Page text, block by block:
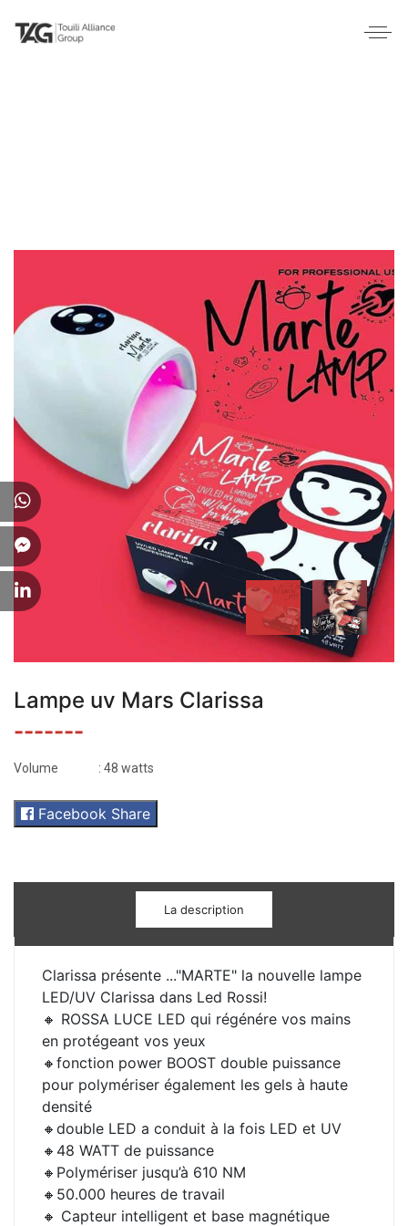
Lampe uv Mars Clarissa
-------
Volume : 48 watts
Facebook Share
La description
Clarissa présente ..."MARTE" la nouvelle lampe
LED/UV Clarissa dans Led Rossi!
🔸 ROSSA LUCE LED qui régénére vos mains
en protégeant vos yeux
🔸fonction power BOOST double puissance
pour polymériser également les gels à haute
densité
🔸double LED a conduit à la fois LED et UV
🔸48 WATT de puissance
🔸Polymériser jusqu’à 610 NM
🔸50.000 heures de travail
🔸 Capteur intelligent et base magnétique